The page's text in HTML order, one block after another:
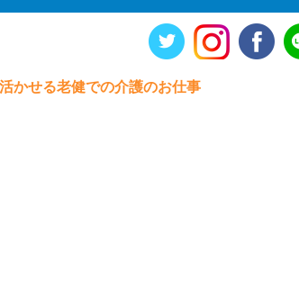
かせる老健での介護のお仕事